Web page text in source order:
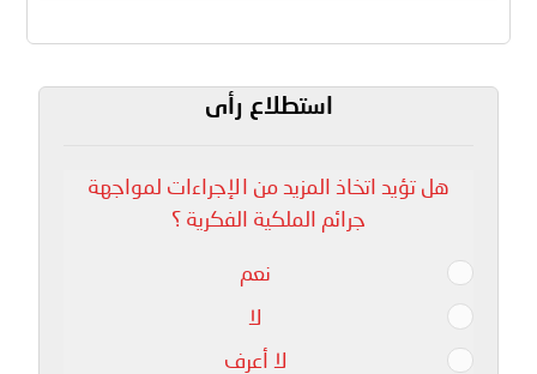
استطلاع رأى
هل تؤيد اتخاذ المزيد من الإجراءات لمواجهة
جرائم الملكية الفكرية ؟
نعم
لا
لا أعرف